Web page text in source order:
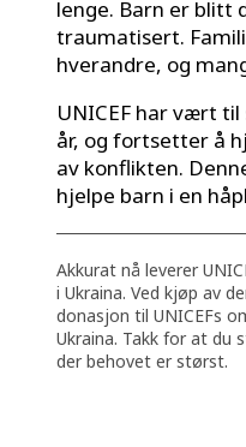
lenge. Barn er blitt
traumatisert.
hverandre, og
UNICEF har vært
år, og fortsetter å
av konflikten.
hjelpe barn i en
Akkurat nå leverer
i Ukraina. Ved kjøp av
donasjon til UNICEFs
Ukraina. Takk for at du
der behovet er størst.